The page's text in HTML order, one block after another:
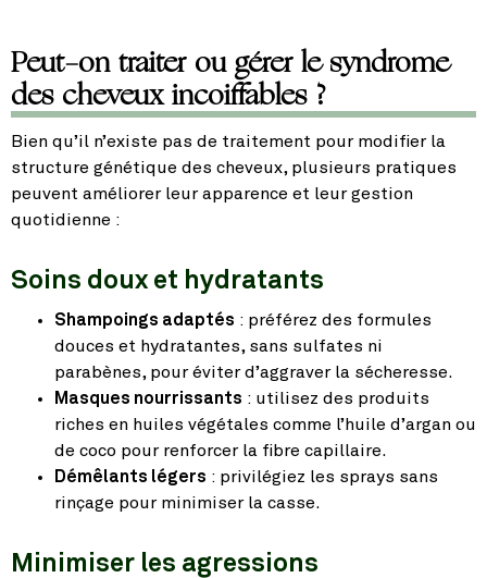
Peut-on traiter ou gérer le syndrome
des cheveux incoiffables ?
Bien qu’il n’existe pas de traitement pour modifier la
structure génétique des cheveux, plusieurs pratiques
peuvent améliorer leur apparence et leur gestion
quotidienne :
Soins doux et hydratants
Shampoings adaptés : préférez des formules
douces et hydratantes, sans sulfates ni
parabènes, pour éviter d’aggraver la sécheresse.
Masques nourrissants : utilisez des produits
riches en huiles végétales comme l’huile d’argan ou
de coco pour renforcer la fibre capillaire.
Démêlants légers : privilégiez les sprays sans
rinçage pour minimiser la casse.
Minimiser les agressions